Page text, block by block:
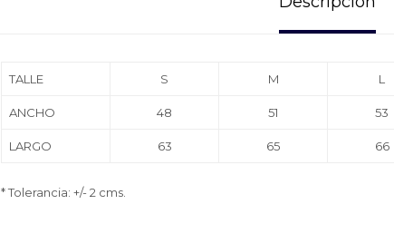
TALLE S M L
ANCHO 48 51 53
LARGO 63 65 66
* Tolerancia: +/- 2 cms.